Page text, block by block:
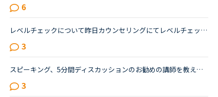
6
レベルチェックについて昨日カウンセリングにてレベルチェックを受けました。レベル7段階のうちレベル3だと言われちょっとショックを受けています。1年以上やってこのレベルなんだと。そしてカウンセラーの方に今...
3
スピーキング、5分間ディスカッションのお勧めの講師を教えてください。海外旅行の際に自由に動き回れる、トラブルが起きても対処できるような英語力を身に付けたいと思い入会しました。カウンセリングでレベルチ...
3